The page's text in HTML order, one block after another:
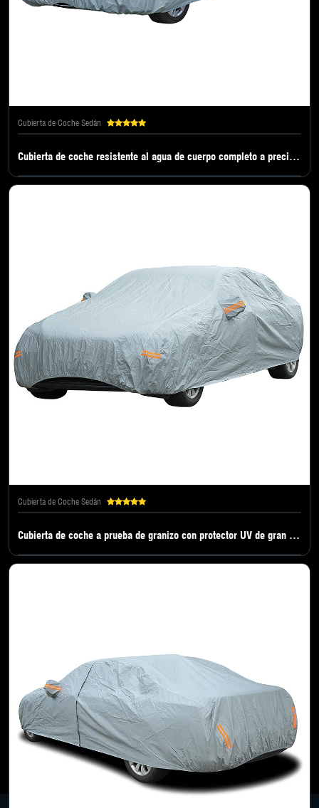
Cubierta de Coche Sedán
Cubierta de coche resistente al agua de cuerpo completo a precio de fábrica
Cubierta de Coche Sedán
Cubierta de coche a prueba de granizo con protector UV de gran vendido